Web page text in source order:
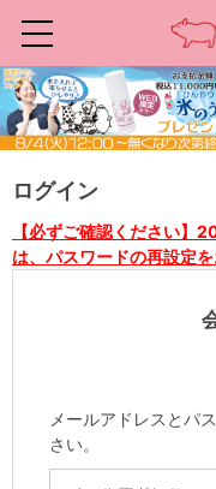
ログイン
【必ずご確認ください】
は、パスワードの再設定
メールアドレスとパ
さい。